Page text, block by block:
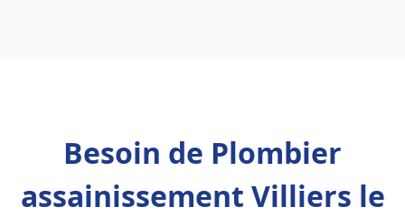
Besoin de Plombier
assainissement Villiers le